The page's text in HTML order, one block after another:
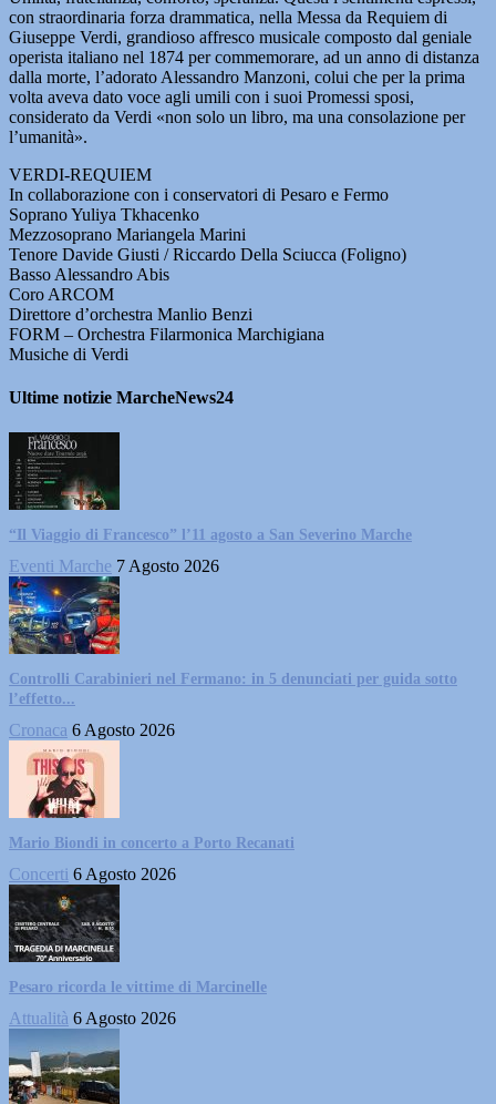
con straordinaria forza drammatica, nella Messa da Requiem di
Giuseppe Verdi, grandioso affresco musicale composto dal geniale
operista italiano nel 1874 per commemorare, ad un anno di distanza
dalla morte, l’adorato Alessandro Manzoni, colui che per la prima
volta aveva dato voce agli umili con i suoi Promessi sposi,
considerato da Verdi «non solo un libro, ma una consolazione per
l’umanità».
VERDI-REQUIEM
In collaborazione con i conservatori di Pesaro e Fermo
Soprano Yuliya Tkhacenko
Mezzosoprano Mariangela Marini
Tenore Davide Giusti / Riccardo Della Sciucca (Foligno)
Basso Alessandro Abis
Coro ARCOM
Direttore d’orchestra Manlio Benzi
FORM – Orchestra Filarmonica Marchigiana
Musiche di Verdi
Ultime notizie MarcheNews24
“Il Viaggio di Francesco” l’11 agosto a San Severino Marche
Eventi Marche 7 Agosto 2026
Controlli Carabinieri nel Fermano: in 5 denunciati per guida sotto
l’effetto...
Cronaca 6 Agosto 2026
Mario Biondi in concerto a Porto Recanati
Concerti 6 Agosto 2026
Pesaro ricorda le vittime di Marcinelle
Attualità 6 Agosto 2026